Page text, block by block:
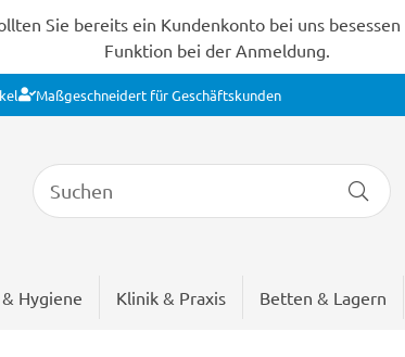
Sie bereits ein Kundenkonto bei uns
Funktion bei der Anmeldung.
Maßgeschneidert für Geschäftskunden
Hygiene Klinik & Praxis Betten & Lagern